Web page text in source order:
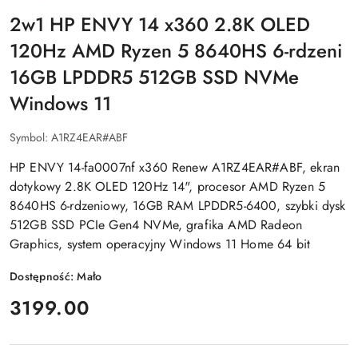
2w1 HP ENVY 14 x360 2.8K OLED
120Hz AMD Ryzen 5 8640HS 6-rdzeni
16GB LPDDR5 512GB SSD NVMe
Windows 11
Symbol: A1RZ4EAR#ABF
HP ENVY 14-fa0007nf x360 Renew A1RZ4EAR#ABF, ekran
dotykowy 2.8K OLED 120Hz 14", procesor AMD Ryzen 5
8640HS 6-rdzeniowy, 16GB RAM LPDDR5-6400, szybki dysk
512GB SSD PCIe Gen4 NVMe, grafika AMD Radeon
Graphics, system operacyjny Windows 11 Home 64 bit
Dostępność:Mało
cena:
3199.00